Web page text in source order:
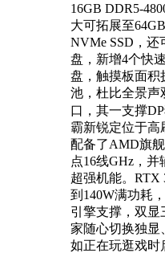
16GB DDR5-
大可拓展至
NVMe SSD，还
盘，新增4个快
盘，触摸板面积
池，杜比全景声
口，其一支撑DP
霸新锐定位于高
配备了AMD旗
点16线GHz，并
超强机能。RTX
到140W满功耗
引擎支撑，双显
家随心切换独显
如正在玩逛戏时